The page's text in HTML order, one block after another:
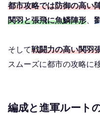
都市攻略では防御の高い
関羽と張飛に魚鱗陣形
そして戦闘力の高い関羽
スムーズに都市の攻略に
編成と進軍ルート